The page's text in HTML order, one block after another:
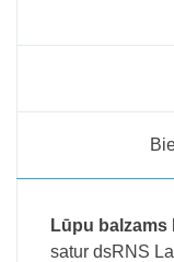
Lūpu balzams
satur dsRNS